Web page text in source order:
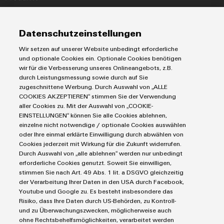
Modifizierte
bestückte
Gehäuse
Kundenspezifische
Kabelkonfektionierung
Produktinnovationen
Praxisnahe
Verbindungen für
Ihre Industrie.
Unsere Neuheiten
im Bereich
Industrial
Connectivity.
Koppelrelais
Leiterplattensteckverbinder und Leiterplattenklemmen
Markierungssysteme
Reihenklemmen
Stromversorgungen
Industrial IoT
Industrial Security
Single Pair Ethernet
Smart Metering
SNAP IN Anschlusstechnologie
Workplace Solutions
Service
Connectivity Consulting
eShop / Digitale Bestellmöglichkeiten
Engineering-Daten
PCB Connector Services
Support Center
Technische Produktkataloge
Weidmüller Configurator
Industrien
Datencenter
Gerätehersteller
Maschinenbau
Photovoltaik
Wasserstoff
Weidmüller Industry Match
Windenergie
Impressum
Einkaufs- /Lieferanteninformationen
Datenschutzerklärung
Cookie Richtlinie
Cookie Einstellungen
Weidmüller GmbH & Co KG
Datenschutzeinstellungen
Wir setzen auf unserer Website unbedingt erforderliche
und optionale Cookies ein. Optionale Cookies benötigen
wir für die Verbesserung unseres Onlineangebots, z.B.
durch Leistungsmessung sowie durch auf Sie
zugeschnittene Werbung. Durch Auswahl von „ALLE
COOKIES AKZEPTIEREN“ stimmen Sie der Verwendung
aller Cookies zu. Mit der Auswahl von „COOKIE-
EINSTELLUNGEN“ können Sie alle Cookies ablehnen,
einzelne nicht notwendige / optionale Cookies auswählen
oder Ihre einmal erklärte Einwilligung durch abwählen von
Cookies jederzeit mit Wirkung für die Zukunft widerrufen.
Durch Auswahl von „alle ablehnen“ werden nur unbedingt
erforderliche Cookies genutzt. Soweit Sie einwilligen,
stimmen Sie nach Art. 49 Abs. 1 lit. a DSGVO gleichzeitig
der Verarbeitung Ihrer Daten in den USA durch Facebook,
Youtube und Google zu. Es besteht insbesondere das
Risiko, dass Ihre Daten durch US-Behörden, zu Kontroll-
und zu Überwachungszwecken, möglicherweise auch
ohne Rechtsbehelfsmöglichkeiten, verarbeitet werden